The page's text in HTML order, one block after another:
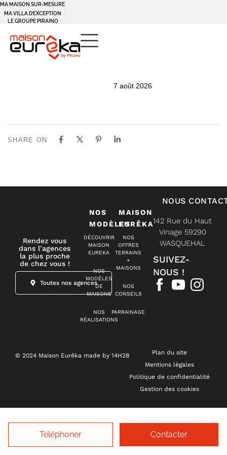
Téléphoner Contacter
MA MAISON SUR-MESURE
MA VILLA D’EXCEPTION
LE GROUPE PIRAINO
7 août 2026
SHARE ON
Rendez vous
dans l’agences
la plus proche
de chez vous !
Toutes nos agences
NOS
MODÈLES
DÉCOUVRIR
MAISON
EUREKA
NOS
MODÈLES
DE
MAISONS
NOS
RÉALISATIONS
MAISON
EURÊKA
NOS
OFFRES
TERRAINS
+
MAISONS
NOS
CONSEILS
PARRAINAGE
NOUS
142 Rue du Haut
Vinage 59290
WASQUEHAL
SUIVEZ-
NOUS !
© 2024 Maison Eurêka made by 14H28
Plan du site
Mentions légales
Politique de confidentialité
Gestion des cookies